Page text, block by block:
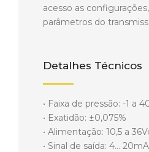
acesso as
parâmetros do
Detalhes Técnicos
• Faixa de pressão: -1 a
• Exatidão: ±0,075%
• Alimentação: 10,5 a
• Sinal de saída: 4… 20mA